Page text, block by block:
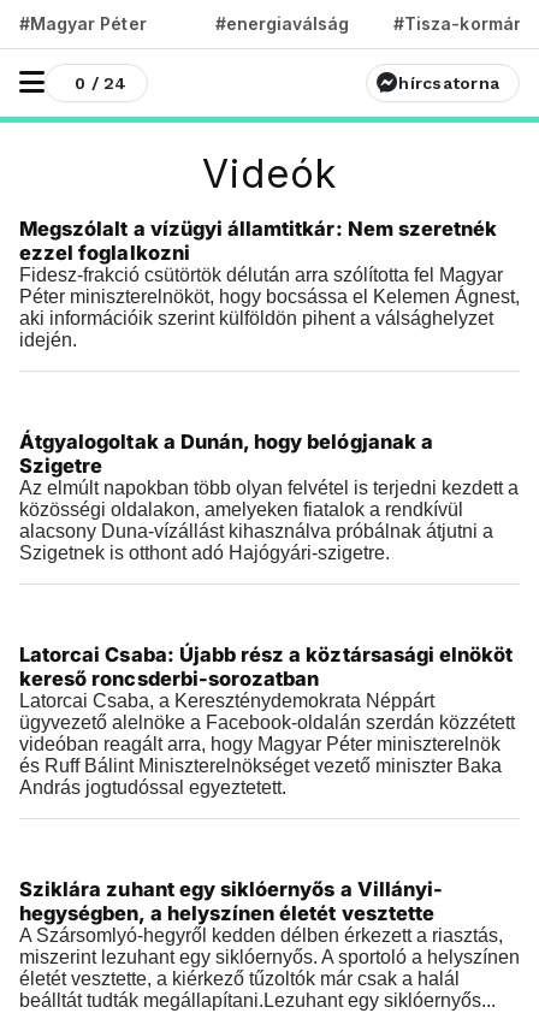
#Magyar Péter #energiaválság #Tisza-kormány
0 / 24 hírcsatorna
Videók
2026.08.06 |21:43
Megszólalt a vízügyi államtitkár: Nem szeretnék
ezzel foglalkozni
Fidesz-frakció csütörtök délután arra szólította fel Magyar
Péter miniszterelnököt, hogy bocsássa el Kelemen Ágnest,
aki információik szerint külföldön pihent a válsághelyzet
idején.
2026.08.06 |16:15
Átgyalogoltak a Dunán, hogy belógjanak a
Szigetre
Az elmúlt napokban több olyan felvétel is terjedni kezdett a
közösségi oldalakon, amelyeken fiatalok a rendkívül
alacsony Duna-vízállást kihasználva próbálnak átjutni a
Szigetnek is otthont adó Hajógyári-szigetre.
2026.08.05 |17:03
Latorcai Csaba: Újabb rész a köztársasági elnököt
kereső roncsderbi-sorozatban
Latorcai Csaba, a Kereszténydemokrata Néppárt
ügyvezető alelnöke a Facebook-oldalán szerdán közzétett
videóban reagált arra, hogy Magyar Péter miniszterelnök
és Ruff Bálint Miniszterelnökséget vezető miniszter Baka
András jogtudóssal egyeztetett.
2026.08.05 |12:34
Sziklára zuhant egy siklóernyős a Villányi-
hegységben, a helyszínen életét vesztette
A Szársomlyó-hegyről kedden délben érkezett a riasztás,
miszerint lezuhant egy siklóernyős. A sportoló a helyszínen
életét vesztette, a kiérkező tűzoltók már csak a halál
beálltát tudták megállapítani.Lezuhant egy siklóernyős...